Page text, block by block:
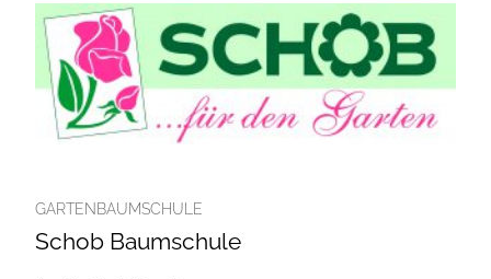
GARTENBAUMSCHULE
Schob Baumschule